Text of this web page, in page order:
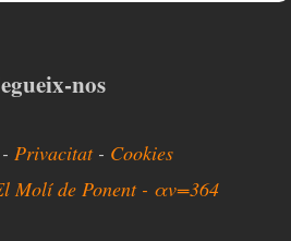
nos
- Privacitat - Cookies
Molí de Ponent - αv=364